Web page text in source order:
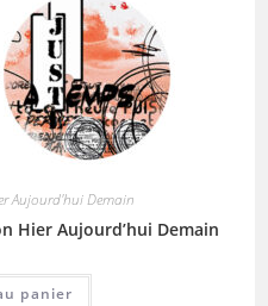
Aujourd'hui Demain
Hier Aujourd’hui Demain
panier